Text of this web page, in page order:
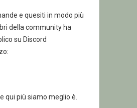
e quesiti in modo più
della community ha
su Discord
qui più siamo meglio è.